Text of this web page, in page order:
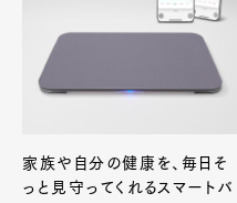
家族や自分の健康を、毎日そ
っと見守ってくれるスマートバ